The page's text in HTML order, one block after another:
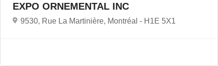
EXPO ORNEMENTAL INC
9530, Rue La Martinière, Montréal - H1E 5X1